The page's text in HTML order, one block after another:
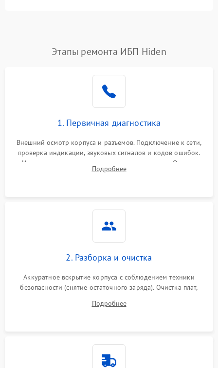
Этапы ремонта ИБП Hiden
1. Первичная диагностика
Внешний осмотр корпуса и разъемов. Подключение к сети,
проверка индикации, звуковых сигналов и кодов ошибок.
Измерение входного и выходного напряжения. Оценка
реакции ИБП на отключение основного питания без
Подробнее
2. Разборка и очистка
Аккуратное вскрытие корпуса с соблюдением техники
безопасности (снятие остаточного заряда). Очистка плат,
и кистей для предотвращения перегрева и замыканий.
Подробнее